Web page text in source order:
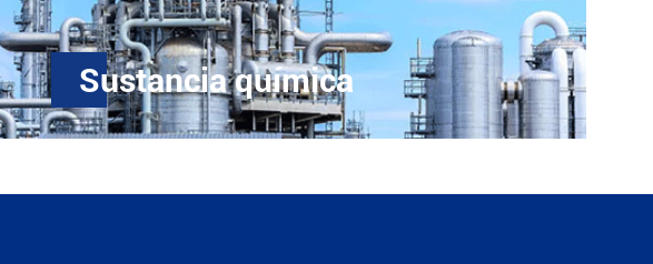
Sustancia química
estructura compacta, así como alta adaptabilidad a los